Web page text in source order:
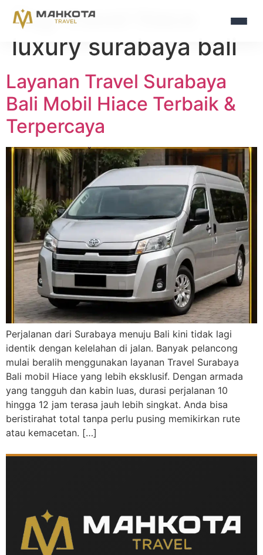
Tag:travel hiace
luxury surabaya bali
Layanan Travel Surabaya
Bali Mobil Hiace Terbaik &
Terpercaya
Perjalanan dari Surabaya menuju Bali kini tidak lagi
identik dengan kelelahan di jalan. Banyak pelancong
mulai beralih menggunakan layanan Travel Surabaya
Bali mobil Hiace yang lebih eksklusif. Dengan armada
yang tangguh dan kabin luas, durasi perjalanan 10
hingga 12 jam terasa jauh lebih singkat. Anda bisa
beristirahat total tanpa perlu pusing memikirkan rute
atau kemacetan. […]